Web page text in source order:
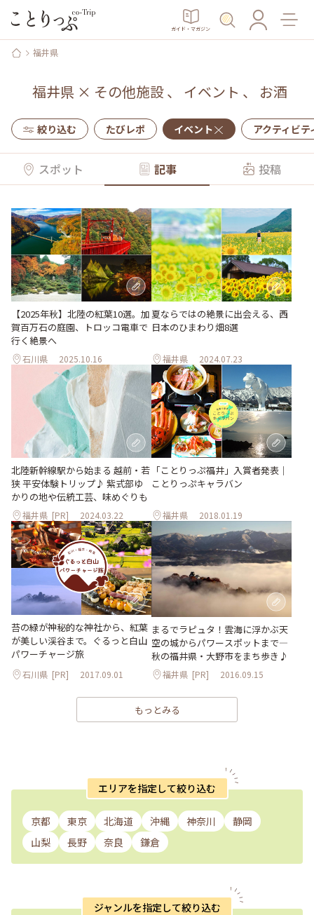
ガイド・マガジン
福井県
福井県 × その他施設、 イベント 、 お酒
絞り込む たびレポ イベント アクティビテ
スポット 記事 投稿
【2025年秋】北陸の紅葉10選。加
賀百万石の庭園、トロッコ電車で
行く絶景へ
石川県 2025.10.16
夏ならではの絶景に出会える、西
日本のひまわり畑8選
福井県 2024.07.23
北陸新幹線駅から始まる 越前・若
狭 平安体験トリップ♪ 紫式部ゆ
かりの地や伝統工芸、味めぐりも
福井県 [PR] 2024.03.22
「ことりっぷ福井」入賞者発表｜
ことりっぷキャラバン
福井県 2018.01.19
苔の緑が神秘的な神社から、紅葉
が美しい渓谷まで。ぐるっと白山
パワーチャージ旅
石川県 [PR] 2017.09.01
まるでラピュタ！雲海に浮かぶ天
空の城からパワースポットまで―
秋の福井県・大野市をまち歩き♪
福井県 [PR] 2016.09.15
もっとみる
エリアを指定して絞り込む
京都 東京 北海道 沖縄 神奈川
静岡
山梨
長野 奈良 鎌倉
ジャンルを指定して絞り込む